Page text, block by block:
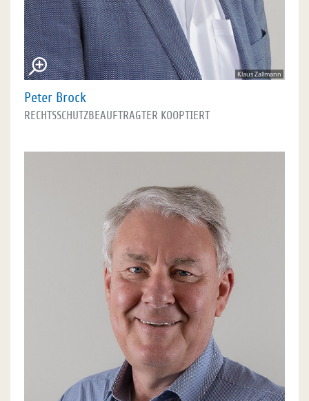
Klaus Zallmann
Peter Brock
RECHTSSCHUTZBEAUFTRAGTER KOOPTIERT